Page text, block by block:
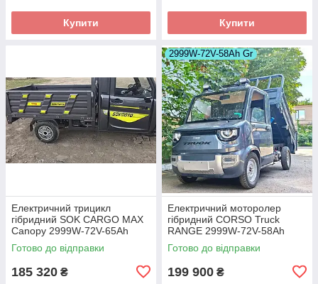
Купити Купити
Електричний трицикл
гібридний SOK CARGO MAX
Canopy 2999W-72V-65Ah
GraFen шини 12"/12"
Готово до відправки
185 320 ₴
2999W-72V-58Ah Gr
Електричний моторолер
гібридний CORSO Truck
RANGE 2999W-72V-58Ah
GraFen шини 12"/12"
Готово до відправки
199 900 ₴